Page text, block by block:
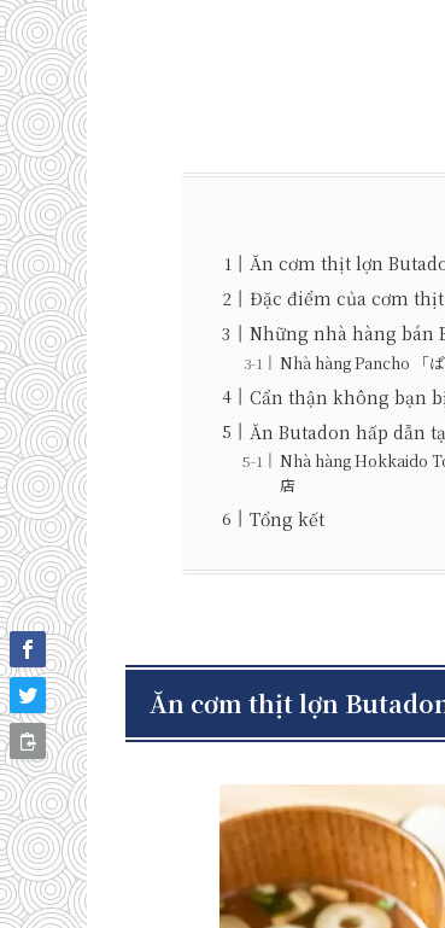
Ăn cơm thịt lợn
Đặc điểm của cơm thịt
Những nhà hàng bán
Nhà hàng Pancho 「
Cẩn thận không bạn
Ăn Butadon hấp dẫn
Nhà hàng Hokkaido
店
Tổng kết
Ăn cơm thịt lợn